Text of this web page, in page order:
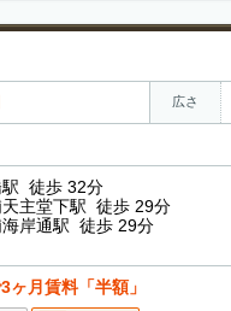
広さ
駅 徒歩 32分
主堂下駅 徒歩 29分
岸通駅 徒歩 29分
月賃料「半額」